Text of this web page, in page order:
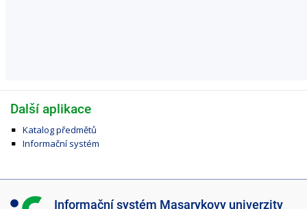
Další aplikace
Katalog předmětů
Informační systém
I Informační systém Masarykovy univerzity